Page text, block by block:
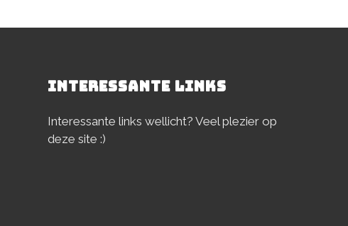
INTERESSANTE LINKS
Interessante links wellicht? Veel plezier op
deze site :)